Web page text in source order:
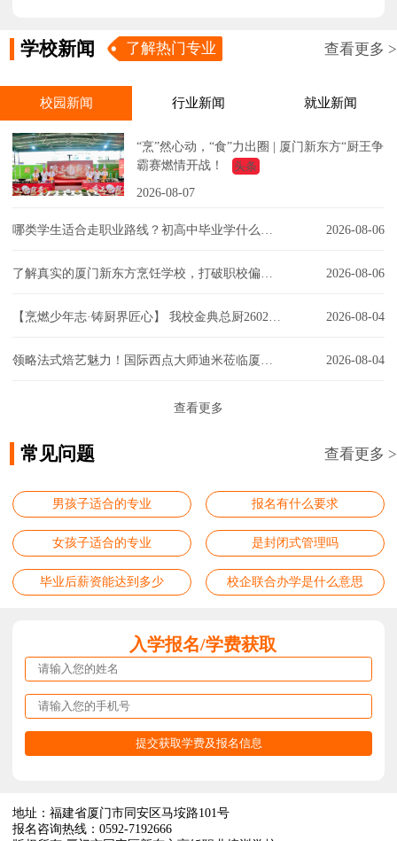
学校新闻 了解热门专业 查看更多 >
校园新闻 行业新闻 就业新闻
“烹”然心动，“食”力出圈 | 厦门新东方“厨王争
霸赛燃情开战！
头条
2026-08-07
2026-08-06
2026-08-06
2026-08-04
2026-08-04
查看更多
常见问题 查看更多 >
男孩子适合的专业 报名有什么要求
女孩子适合的专业 是封闭式管理吗
毕业后薪资能达到多少 校企联合办学是什么意思
入学报名/学费获取
地址：福建省厦门市同安区马垵路101号
报名咨询热线：0592-7192666